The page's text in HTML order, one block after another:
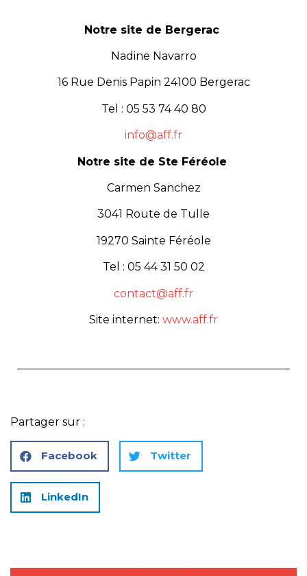
Notre site de Bergerac
Nadine Navarro
16 Rue Denis Papin 24100 Bergerac
Tel : 05 53 74 40 80
info@aff.fr
Notre site de Ste Féréole
Carmen Sanchez
3041 Route de Tulle
19270 Sainte Féréole
Tel : 05 44 31 50 02
contact@aff.fr
Site internet: www.aff.fr
Partager sur :
Facebook Twitter
LinkedIn